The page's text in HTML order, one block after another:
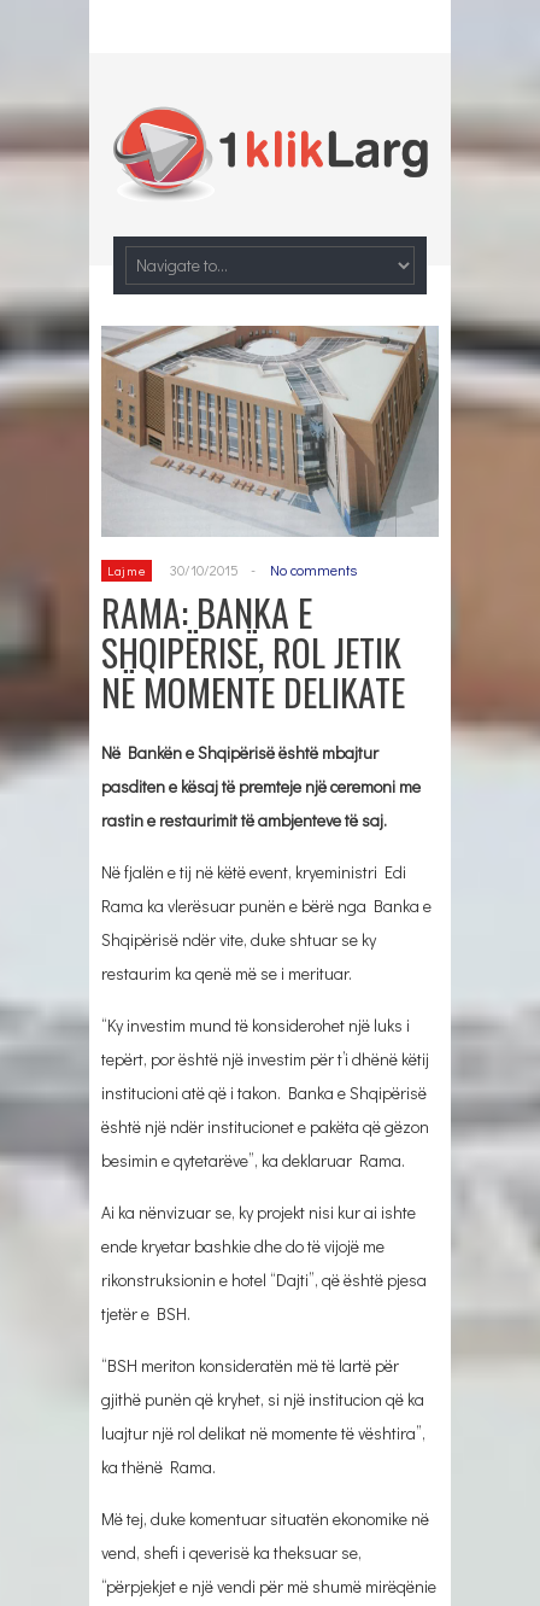
Lajme 30/10/2015 - No comments
RAMA: BANKA E
SHQIPËRISË, ROL JETIK
NË MOMENTE DELIKATE
Në Bankën e Shqipërisë është mbajtur
pasditen e kësaj të premteje një ceremoni me
rastin e restaurimit të ambjenteve të saj.
Në fjalën e tij në këtë event, kryeministri Edi
Rama ka vlerësuar punën e bërë nga Banka e
Shqipërisë ndër vite, duke shtuar se ky
restaurim ka qenë më se i merituar.
“Ky investim mund të konsiderohet një luks i
tepërt, por është një investim për t’i dhënë këtij
institucioni atë që i takon. Banka e Shqipërisë
është një ndër institucionet e pakëta që gëzon
besimin e qytetarëve”, ka deklaruar Rama.
Ai ka nënvizuar se, ky projekt nisi kur ai ishte
ende kryetar bashkie dhe do të vijojë me
rikonstruksionin e hotel “Dajti”, që është pjesa
tjetër e BSH.
“BSH meriton konsideratën më të lartë për
gjithë punën që kryhet, si një institucion që ka
luajtur një rol delikat në momente të vështira”,
ka thënë Rama.
Më tej, duke komentuar situatën ekonomike në
vend, shefi i qeverisë ka theksuar se,
“përpjekjet e një vendi për më shumë mirëqënie